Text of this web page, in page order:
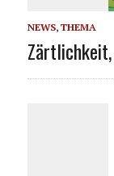
NEWS, THEMA